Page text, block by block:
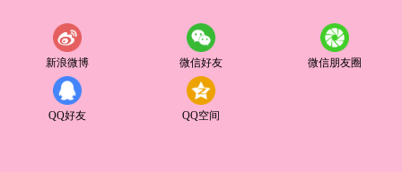
新浪微博 微信好友 微信朋友圈
QQ好友 QQ空间